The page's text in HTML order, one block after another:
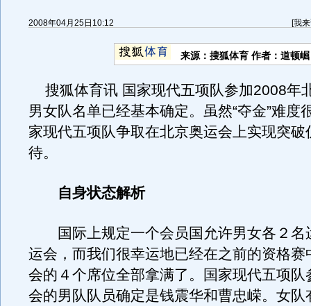
2008年04月25日10:12 [我
来源：搜狐体育 作者：道顿崛
搜狐体育讯 国家现代五项队参加2008年
男女队名单已经基本确定。虽然“夺金”难度
家现代五项队争取在北京奥运会上实现突破
待。
自身状态解析
国际上规定一个会员国允许男女各２名
运会，而我们很幸运地已经在之前的资格赛
会的４个席位全部拿满了。国家现代五项队
会的男队队员确定是钱震华和曹忠嵘。女队